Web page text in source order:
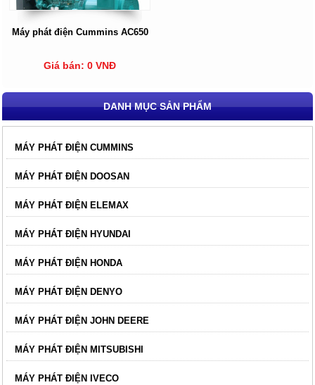
Máy phát điện Cummins AC650
Giá bán: 0 VNĐ
DANH MỤC SẢN PHẨM
MÁY PHÁT ĐIỆN CUMMINS
MÁY PHÁT ĐIỆN DOOSAN
MÁY PHÁT ĐIỆN ELEMAX
MÁY PHÁT ĐIỆN HYUNDAI
MÁY PHÁT ĐIỆN HONDA
MÁY PHÁT ĐIỆN DENYO
MÁY PHÁT ĐIỆN JOHN DEERE
MÁY PHÁT ĐIỆN MITSUBISHI
MÁY PHÁT ĐIỆN IVECO